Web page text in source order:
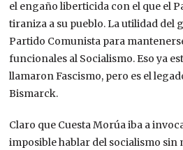
el engaño liberticida con el que el
tiraniza a su pueblo. La utilidad del
Partido Comunista para
funcionales al Socialismo. Eso ya
llamaron Fascismo, pero es el
Bismarck.
Claro que Cuesta Morúa iba a
imposible hablar del socialismo sin